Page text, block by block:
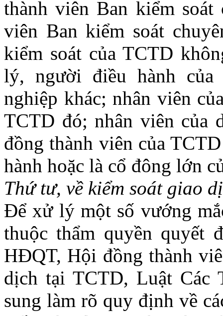
thành viên Ban kiểm
viên Ban kiểm soát
kiểm soát của TCTD
lý, người điều hành của
nghiệp khác; nhân viên
TCTD đó; nhân viên của
đồng thành viên của
hành hoặc là cổ đông lớn
Thứ tư, về kiểm soát giao
Để xử lý một số vướng
thuộc thẩm quyền quyết
HĐQT, Hội đồng thành
dịch tại TCTD, Luật Các
sung làm rõ quy định về